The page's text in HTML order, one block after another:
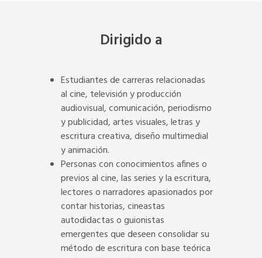
Dirigido a
Estudiantes de carreras relacionadas
al cine, televisión y producción
audiovisual, comunicación, periodismo
y publicidad, artes visuales, letras y
escritura creativa, diseño multimedial
y animación.
Personas con conocimientos afines o
previos al cine, las series y la escritura,
lectores o narradores apasionados por
contar historias, cineastas
autodidactas o guionistas
emergentes que deseen consolidar su
método de escritura con base teórica